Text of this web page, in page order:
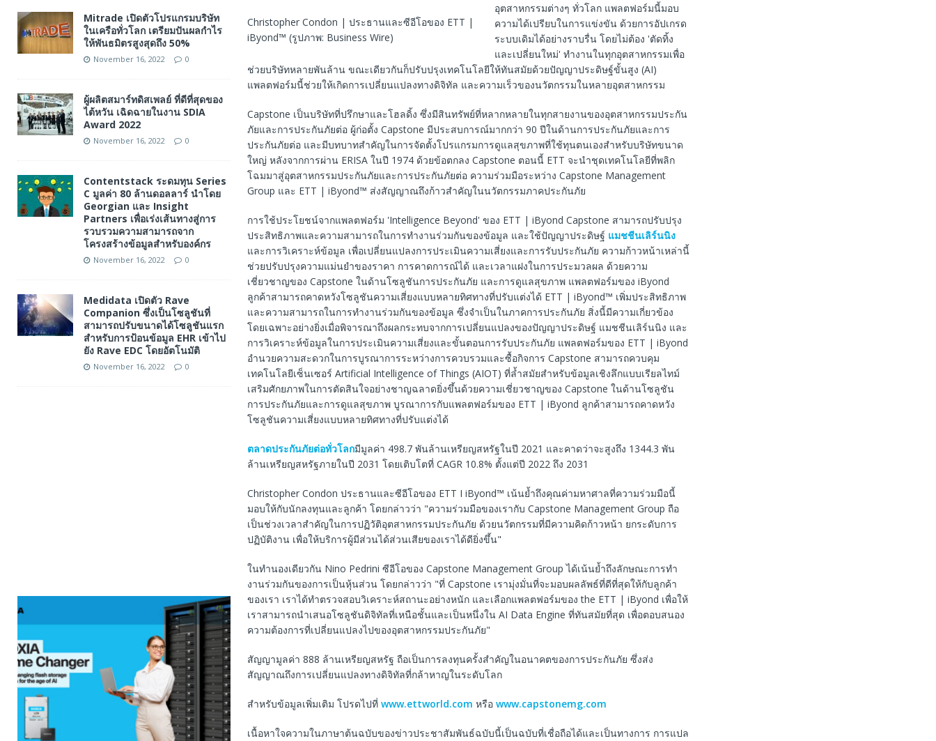
Christopher Condon | ประธานและซีอีโอของ ETT |
iByond™ (รูปภาพ: Business Wire)
อุตสาหกรรมต่างๆ ทั่วโลก แพลตฟอร์มนี้มอบ
ความได้เปรียบในการแข่งขัน ด้วยการอัปเกรด
ระบบเดิมได้อย่างราบรื่น โดยไม่ต้อง 'ตัดทิ้ง
และเปลี่ยนใหม่' ทํางานในทุกอุตสาหกรรมเพื่อ
ช่วยบริษัทหลายพันล้าน ขณะเดียวกันก็ปรับปรุงเทคโนโลยีให้ทันสมัยด้วยปัญญาประดิษฐ์ขั้นสูง (AI)
แพลตฟอร์มนี้ช่วยให้เกิดการเปลี่ยนแปลงทางดิจิทัล และความเร็วของนวัตกรรมในหลายอุตสาหกรรม
Capstone เป็นบริษัทที่ปรึกษาและโฮลดิ้ง ซึ่งมีสินทรัพย์ที่หลากหลายในทุกสายงานของอุตสาหกรรมประกัน
ภัยและการประกันภัยต่อ ผู้ก่อตั้ง Capstone มีประสบการณ์มากกว่า 90 ปีในด้านการประกันภัยและการ
ประกันภัยต่อ และมีบทบาทสําคัญในการจัดตั้งโปรแกรมการดูแลสุขภาพที่ใช้ทุนตนเองสำหรับบริษัทขนาด
ใหญ่ หลังจากการผ่าน ERISA ในปี 1974 ด้วยข้อตกลง Capstone ตอนนี้ ETT จะนําชุดเทคโนโลยีที่พลิก
โฉมมาสู่อุตสาหกรรมประกันภัยและการประกันภัยต่อ ความร่วมมือระหว่าง Capstone Management
Group และ ETT | iByond™ ส่งสัญญาณถึงก้าวสําคัญในนวัตกรรมภาคประกันภัย
การใช้ประโยชน์จากแพลตฟอร์ม 'Intelligence Beyond' ของ ETT | iByond Capstone สามารถปรับปรุง
ประสิทธิภาพและความสามารถในการทํางานร่วมกันของข้อมูล และใช้ปัญญาประดิษฐ์ แมชชีนเลิร์นนิง
และการวิเคราะห์ข้อมูล เพื่อเปลี่ยนแปลงการประเมินความเสี่ยงและการรับประกันภัย ความก้าวหน้าเหล่านี้
ช่วยปรับปรุงความแม่นยําของราคา การคาดการณ์ได้ และเวลาแฝงในการประมวลผล ด้วยความ
เชี่ยวชาญของ Capstone ในด้านโซลูชันการประกันภัย และการดูแลสุขภาพ แพลตฟอร์มของ iByond
ลูกค้าสามารถคาดหวังโซลูชันความเสี่ยงแบบหลายทิศทางที่ปรับแต่งได้ ETT | iByond™ เพิ่มประสิทธิภาพ
และความสามารถในการทํางานร่วมกันของข้อมูล ซึ่งจําเป็นในภาคการประกันภัย สิ่งนี้มีความเกี่ยวข้อง
โดยเฉพาะอย่างยิ่งเมื่อพิจารณาถึงผลกระทบจากการเปลี่ยนแปลงของปัญญาประดิษฐ์ แมชชีนเลิร์นนิง และ
การวิเคราะห์ข้อมูลในการประเมินความเสี่ยงและขั้นตอนการรับประกันภัย แพลตฟอร์มของ ETT | iByond
อํานวยความสะดวกในการบูรณาการระหว่างการควบรวมและซื้อกิจการ Capstone สามารถควบคุม
เทคโนโลยีเซ็นเซอร์ Artificial Intelligence of Things (AIOT) ที่ล้ำสมัยสําหรับข้อมูลเชิงลึกแบบเรียลไทม์
เสริมศักยภาพในการตัดสินใจอย่างชาญฉลาดยิ่งขึ้นด้วยความเชี่ยวชาญของ Capstone ในด้านโซลูชัน
การประกันภัยและการดูแลสุขภาพ บูรณาการกับแพลตฟอร์มของ ETT | iByond ลูกค้าสามารถคาดหวัง
โซลูชันความเสี่ยงแบบหลายทิศทางที่ปรับแต่งได้
ตลาดประกันภัยต่อทั่วโลกมีมูลค่า 498.7 พันล้านเหรียญสหรัฐในปี 2021 และคาดว่าจะสูงถึง 1344.3 พัน
ล้านเหรียญสหรัฐภายในปี 2031 โดยเติบโตที่ CAGR 10.8% ตั้งแต่ปี 2022 ถึง 2031
Christopher Condon ประธานและซีอีโอของ ETT I iByond™ เน้นย้ำถึงคุณค่ามหาศาลที่ความร่วมมือนี้
มอบให้กับนักลงทุนและลูกค้า โดยกล่าวว่า "ความร่วมมือของเรากับ Capstone Management Group ถือ
เป็นช่วงเวลาสําคัญในการปฏิวัติอุตสาหกรรมประกันภัย ด้วยนวัตกรรมที่มีความคิดก้าวหน้า ยกระดับการ
ปฏิบัติงาน เพื่อให้บริการผู้มีส่วนได้ส่วนเสียของเราได้ดียิ่งขึ้น"
ในทํานองเดียวกัน Nino Pedrini ซีอีโอของ Capstone Management Group ได้เน้นย้ำถึงลักษณะการทํา
งานร่วมกันของการเป็นหุ้นส่วน โดยกล่าวว่า "ที่ Capstone เรามุ่งมั่นที่จะมอบผลลัพธ์ที่ดีที่สุดให้กับลูกค้า
ของเรา เราได้ทำตรวจสอบวิเคราะห์สถานะอย่างหนัก และเลือกแพลตฟอร์มของ the ETT | iByond เพื่อให้
เราสามารถนําเสนอโซลูชันดิจิทัลที่เหนือชั้นและเป็นหนึ่งใน AI Data Engine ที่ทันสมัยที่สุด เพื่อตอบสนอง
ความต้องการที่เปลี่ยนแปลงไปของอุตสาหกรรมประกันภัย"
สัญญามูลค่า 888 ล้านเหรียญสหรัฐ ถือเป็นการลงทุนครั้งสําคัญในอนาคตของการประกันภัย ซึ่งส่ง
สัญญาณถึงการเปลี่ยนแปลงทางดิจิทัลที่กล้าหาญในระดับโลก
สําหรับข้อมูลเพิ่มเติม โปรดไปที่ www.ettworld.com หรือ www.capstonemg.com
เนื้อหาใจความในภาษาต้นฉบับของข่าวประชาสัมพันธ์ฉบับนี้เป็นฉบับที่เชื่อถือได้และเป็นทางการ การแปล
Mitrade เปิดตัวโปรแกรมบริษัท
ในเครือทั่วโลก เตรียมปันผลกำไร
ให้พันธมิตรสูงสุดถึง 50%
November 16, 2022 0
ผู้ผลิตสมาร์ทดิสเพลย์ ที่ดีที่สุดของ
ไต้หวัน เฉิดฉายในงาน SDIA
Award 2022
November 16, 2022 0
Contentstack ระดมทุน Series
C มูลค่า 80 ล้านดอลลาร์ นำโดย
Georgian และ Insight
Partners เพื่อเร่งเส้นทางสู่การ
รวบรวมความสามารถจาก
โครงสร้างข้อมูลสำหรับองค์กร
November 16, 2022 0
Medidata เปิดตัว Rave
Companion ซึ่งเป็นโซลูชันที่
สามารถปรับขนาดได้โซลูชันแรก
สำหรับการป้อนข้อมูล EHR เข้าไป
ยัง Rave EDC โดยอัตโนมัติ
November 16, 2022 0